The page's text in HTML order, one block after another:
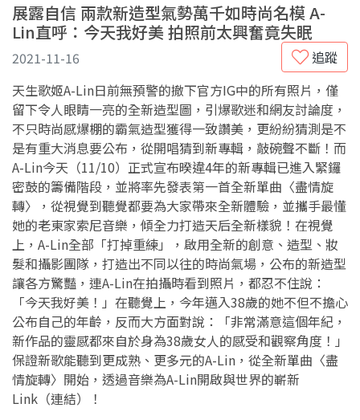
展露自信 兩款新造型氣勢萬千如時尚名模 A-
Lin直呼：今天我好美 拍照前太興奮竟失眠
追蹤
2021-11-16
天生歌姬A-Lin日前無預警的撤下官方IG中的所有照片，僅
留下令人眼睛一亮的全新造型圖，引爆歌迷和網友討論度，
不只時尚感爆棚的霸氣造型獲得一致讚美，更紛紛猜測是不
是有重大消息要公布，從開唱猜到新專輯，敲碗聲不斷！而
A-Lin今天（11/10）正式宣布暌違4年的新專輯已進入緊鑼
密鼓的籌備階段，並將率先發表第一首全新單曲〈盡情旋
轉〉，從視覺到聽覺都要為大家帶來全新體驗，並攜手最懂
她的老東家索尼音樂，傾全力打造天后全新樣貌！在視覺
上，A-Lin全部「打掉重練」，啟用全新的創意、造型、妝
髮和攝影團隊，打造出不同以往的時尚氣場，公布的新造型
讓各方驚豔，連A-Lin在拍攝時看到照片，都忍不住說：
「今天我好美！」在聽覺上，今年邁入38歲的她不但不擔心
公布自己的年齡，反而大方面對說：「非常滿意這個年紀，
新作品的靈感都來自於身為38歲女人的感受和觀察角度！」
保證新歌能聽到更成熟、更多元的A-Lin，從全新單曲〈盡
情旋轉〉開始，透過音樂為A-Lin開啟與世界的嶄新
Link（連結）！